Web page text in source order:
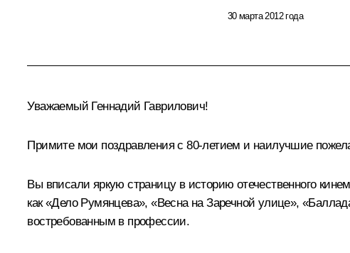
30 марта 2012 года
Уважаемый Геннадий Гаврилович!
Примите мои поздравления с 80-летием и наилучшие
Вы вписали яркую страницу в историю отечественного
как «Дело Румянцева», «Весна на Заречной улице»,
востребованным в профессии.